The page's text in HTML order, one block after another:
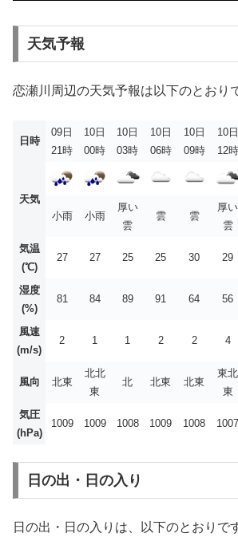
天気予報
恋瀬川周辺の天気予報は以下のとおり
日時
09日
21時
10日
00時
10日
03時
10日
06時
10日
09時
10日
12時
天気
小雨
小雨
厚い
雲
雲 雲
厚い
雲
気温
(℃)
27 27 25 25 30 29
湿度
(%)
81 84 89 91 64 56
風速
(m/s)
2 1 1 2 2 4
風向 北東
北北
東
北 北東 北東
東北
東
気圧
(hPa)
1009 1009 1008 1009 1008 1007
日の出・日の入り
日の出・日の入りは、以下のとおりで